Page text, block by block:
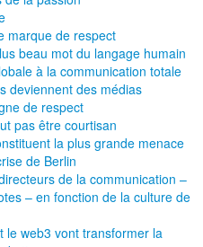
marque de respect
beau mot du langage humain
à la communication totale
deviennent des médias
de respect
pas être courtisan
la plus grande menace
de Berlin
de la communication –
– en fonction de la culture de
le web3 vont transformer la